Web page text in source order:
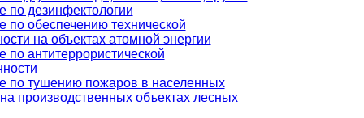
по дезинфектологии
по обеспечению технической
на объектах атомной энергии
по антитеррористической
по тушению пожаров в населенных
производственных объектах лесных